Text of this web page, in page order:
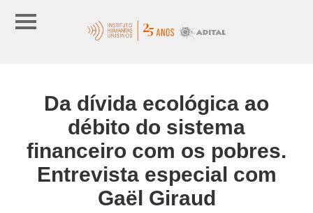
Da dívida ecológica ao
débito do sistema
financeiro com os pobres.
Entrevista especial com
Gaël Giraud